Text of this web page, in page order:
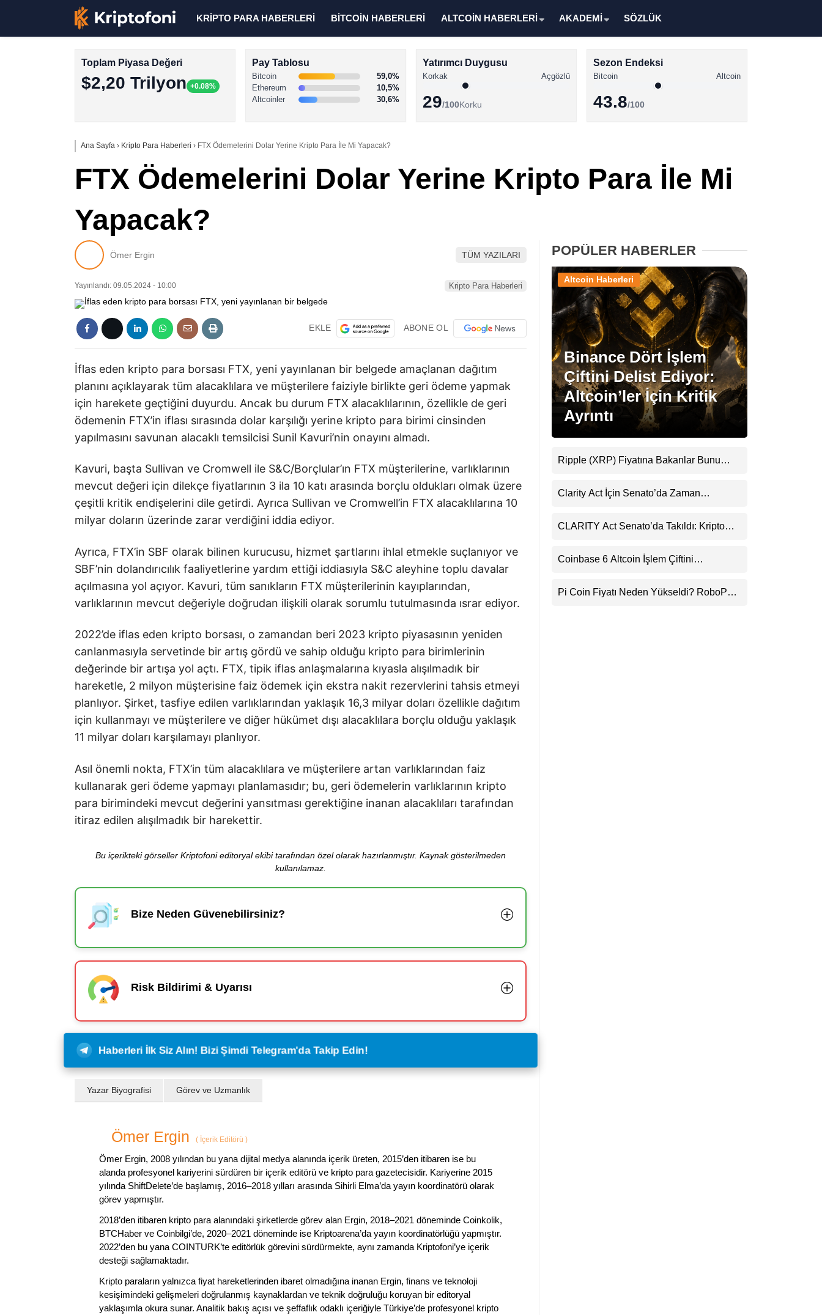
Altcoin Haberleri
XRP Haberleri
Memecoin Haberleri
Stablecoin Haberleri
Facebook
Instagram
Telegram
KRİPTO PARA HABERLERİ BİTCOİN HABERLERİ ALTCOİN HABERLERİ AKADEMİ SÖZLÜK
Toplam Piyasa Değeri
$2,20 Trilyon +0.08%
Pay Tablosu
Bitcoin
59,0%
Ethereum
10,5%
Altcoinler
30,6%
Yatırımcı Duygusu
Korkak Açgözlü
29/100Korku
Sezon Endeksi
Bitcoin Altcoin
43.8/100
Ana Sayfa › Kripto Para Haberleri › FTX Ödemelerini Dolar Yerine Kripto Para İle Mi Yapacak?
FTX Ödemelerini Dolar Yerine Kripto Para İle Mi
Yapacak?
Ömer Ergin TÜM YAZILARI
Yayınlandı: 09.05.2024 - 10:00 Kripto Para Haberleri
EKLE ABONE OL
İflas eden kripto para borsası FTX, yeni yayınlanan bir belgede amaçlanan dağıtım
planını açıklayarak tüm alacaklılara ve müşterilere faiziyle birlikte geri ödeme yapmak
için harekete geçtiğini duyurdu. Ancak bu durum FTX alacaklılarının, özellikle de geri
ödemenin FTX’in iflası sırasında dolar karşılığı yerine kripto para birimi cinsinden
yapılmasını savunan alacaklı temsilcisi Sunil Kavuri’nin onayını almadı.
Kavuri, başta Sullivan ve Cromwell ile S&C/Borçlular’ın FTX müşterilerine, varlıklarının
mevcut değeri için dilekçe fiyatlarının 3 ila 10 katı arasında borçlu oldukları olmak üzere
çeşitli kritik endişelerini dile getirdi. Ayrıca Sullivan ve Cromwell’in FTX alacaklılarına 10
milyar doların üzerinde zarar verdiğini iddia ediyor.
Ayrıca, FTX’in SBF olarak bilinen kurucusu, hizmet şartlarını ihlal etmekle suçlanıyor ve
SBF’nin dolandırıcılık faaliyetlerine yardım ettiği iddiasıyla S&C aleyhine toplu davalar
açılmasına yol açıyor. Kavuri, tüm sanıkların FTX müşterilerinin kayıplarından,
varlıklarının mevcut değeriyle doğrudan ilişkili olarak sorumlu tutulmasında ısrar ediyor.
2022’de iflas eden kripto borsası, o zamandan beri 2023 kripto piyasasının yeniden
canlanmasıyla servetinde bir artış gördü ve sahip olduğu kripto para birimlerinin
değerinde bir artışa yol açtı. FTX, tipik iflas anlaşmalarına kıyasla alışılmadık bir
hareketle, 2 milyon müşterisine faiz ödemek için ekstra nakit rezervlerini tahsis etmeyi
planlıyor. Şirket, tasfiye edilen varlıklarından yaklaşık 16,3 milyar doları özellikle dağıtım
için kullanmayı ve müşterilere ve diğer hükümet dışı alacaklılara borçlu olduğu yaklaşık
11 milyar doları karşılamayı planlıyor.
Asıl önemli nokta, FTX’in tüm alacaklılara ve müşterilere artan varlıklarından faiz
kullanarak geri ödeme yapmayı planlamasıdır; bu, geri ödemelerin varlıklarının kripto
para birimindeki mevcut değerini yansıtması gerektiğine inanan alacaklıları tarafından
itiraz edilen alışılmadık bir harekettir.
Bu içerikteki görseller Kriptofoni editoryal ekibi tarafından özel olarak hazırlanmıştır. Kaynak gösterilmeden
kullanılamaz.
Bize Neden Güvenebilirsiniz?
Risk Bildirimi & Uyarısı
Haberleri İlk Siz Alın! Bizi Şimdi Telegram'da Takip Edin!
Yazar Biyografisi Görev ve Uzmanlık
Ömer Ergin ( İçerik Editörü )
Ömer Ergin, 2008 yılından bu yana dijital medya alanında içerik üreten, 2015’den itibaren ise bu
alanda profesyonel kariyerini sürdüren bir içerik editörü ve kripto para gazetecisidir. Kariyerine 2015
yılında ShiftDelete’de başlamış, 2016–2018 yılları arasında Sihirli Elma’da yayın koordinatörü olarak
görev yapmıştır.
2018’den itibaren kripto para alanındaki şirketlerde görev alan Ergin, 2018–2021 döneminde Coinkolik,
BTCHaber ve Coinbilgi’de, 2020–2021 döneminde ise Kriptoarena’da yayın koordinatörlüğü yapmıştır.
2022’den bu yana COINTURK’te editörlük görevini sürdürmekte, aynı zamanda Kriptofoni’ye içerik
desteği sağlamaktadır.
Kripto paraların yalnızca fiyat hareketlerinden ibaret olmadığına inanan Ergin, finans ve teknoloji
kesişimindeki gelişmeleri doğrulanmış kaynaklardan ve teknik doğruluğu koruyan bir editoryal
yaklaşımla okura sunar. Analitik bakış açısı ve şeffaflık odaklı içeriğiyle Türkiye’de profesyonel kripto
POPÜLER HABERLER
Binance Dört İşlem
Çiftini Delist Ediyor:
Altcoin’ler İçin Kritik
Ayrıntı
Altcoin Haberleri
Ripple (XRP) Fiyatına Bakanlar Bunu
Uyarı
Clarity Act İçin Senato’da Zaman
CLARITY Act Senato’da Takıldı: Kripto
Coinbase 6 Altcoin İşlem Çiftini
Pi Coin Fiyatı Neden Yükseldi? RoboPay